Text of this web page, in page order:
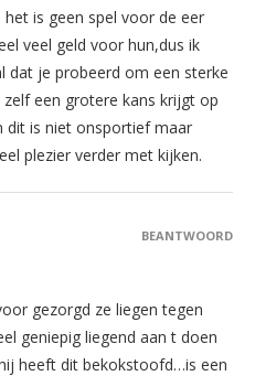
is geen spel voor de eer
veel geld voor hun,dus ik
dat je probeerd om een sterke
een grotere kans krijgt op
dit is niet onsportief maar
plezier verder met kijken.
gezorgd ze liegen tegen
geniepig liegend aan t doen
heeft dit bekokstoofd…is een
BEANTWOORD